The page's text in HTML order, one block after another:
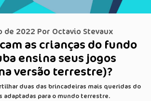
as crianças do fundo
ensina seus jogos
versão terrestre)?
de 2022 Por Octavio Stevaux
duas das brincadeiras mais queridas do
adaptadas para o mundo terrestre.